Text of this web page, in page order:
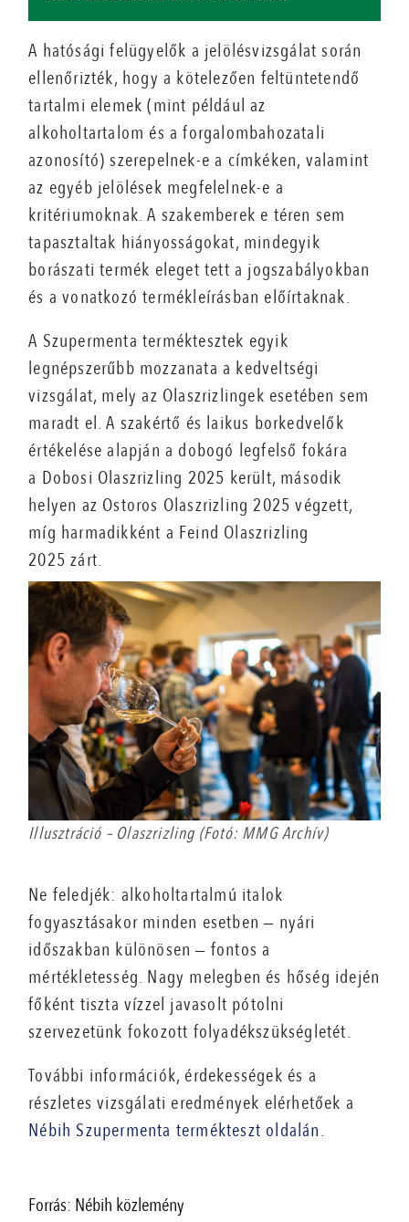
A hatósági felügyelők a jelölésvizsgálat során
ellenőrizték, hogy a kötelezően feltüntetendő
tartalmi elemek (mint például az
alkoholtartalom és a forgalombahozatali
azonosító) szerepelnek-e a címkéken, valamint
az egyéb jelölések megfelelnek-e a
kritériumoknak. A szakemberek e téren sem
tapasztaltak hiányosságokat, mindegyik
borászati termék eleget tett a jogszabályokban
és a vonatkozó termékleírásban előírtaknak.
A Szupermenta terméktesztek egyik
legnépszerűbb mozzanata a kedveltségi
vizsgálat, mely az Olaszrizlingek esetében sem
maradt el. A szakértő és laikus borkedvelők
értékelése alapján a dobogó legfelső fokára
a Dobosi Olaszrizling 2025 került, második
helyen az Ostoros Olaszrizling 2025 végzett,
míg harmadikként a Feind Olaszrizling
2025 zárt.
Illusztráció – Olaszrizling (Fotó: MMG Archív)
Ne feledjék: alkoholtartalmú italok
fogyasztásakor minden esetben ‒ nyári
időszakban különösen ‒ fontos a
mértékletesség. Nagy melegben és hőség idején
főként tiszta vízzel javasolt pótolni
szervezetünk fokozott folyadékszükségletét.
További információk, érdekességek és a
részletes vizsgálati eredmények elérhetőek a
Nébih Szupermenta termékteszt oldalán.
Forrás: Nébih közlemény